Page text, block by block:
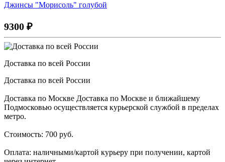
Джинсы "Морисоль" голубой
9300 ₽
Доставка по всей России
Доставка по всей России
Доставка по Москве Доставка по Москве и ближайшему
Подмосковью осуществляется курьерской службой в пределах
метро.
Стоимость: 700 руб.
Оплата: наличными/картой курьеру при получении, картой